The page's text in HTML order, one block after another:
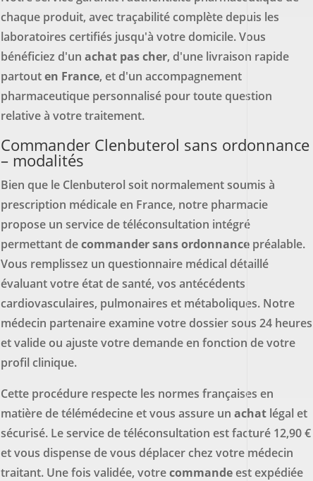
chaque produit, avec traçabilité complète depuis les
laboratoires certifiés jusqu'à votre domicile. Vous
bénéficiez d'un achat pas cher, d'une livraison rapide
partouten France, et d'un accompagnement
pharmaceutique personnalisé pour toute question
relative à votre traitement.
Commander Clenbuterol sans ordonnance
– modalités
Bien que le Clenbuterol soit normalement soumis à
prescription médicale en France, notre pharmacie
propose un service de téléconsultation intégré
permettant decommandersans ordonnancepréalable.
Vous remplissez un questionnaire médical détaillé
évaluant votre état de santé, vos antécédents
cardiovasculaires, pulmonaires et métaboliques. Notre
médecin partenaire examine votre dossier sous 24 heures
et valide ou ajuste votre demande en fonction de votre
profil clinique.
Cette procédure respecte les normes françaises en
matière de télémédecine et vous assure un achatlégal et
sécurisé. Le service de téléconsultation est facturé 12,90 €
et vous dispense de vous déplacer chez votre médecin
traitant. Une fois validée, votrecommandeest expédiée